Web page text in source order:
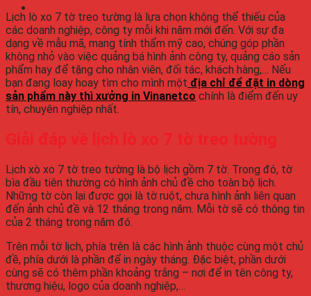
Lịch lò xo 7 tờ treo tường là lựa chọn không thể thiếu của
các doanh nghiệp, công ty mỗi khi năm mới đến. Với sự đa
dạng về mẫu mã, mang tính thẩm mỹ cao, chúng góp phần
không nhỏ vào việc quảng bá hình ảnh công ty, quảng cáo sản
phẩm hay để tặng cho nhân viên, đối tác, khách hàng,… Nếu
bạn đang loay hoay tìm cho mình một địa chỉ để đặt in dòng
sản phẩm này thì xưởng in Vinanetco chính là điểm đến uy
tín, chuyên nghiệp nhất.
Giải đáp về lịch lò xo 7 tờ treo tường
Lịch xò xo 7 tờ treo tường là bộ lịch gồm 7 tờ. Trong đó, tờ
bìa đầu tiên thường có hình ảnh chủ đề cho toàn bộ lịch.
Những tờ còn lại được gọi là tờ ruột, chưa hình ảnh liên quan
đến ảnh chủ đề và 12 tháng trong năm. Mỗi tờ sẽ có thông tin
của 2 tháng trong năm đó.
Trên mỗi tờ lịch, phía trên là các hình ảnh thuộc cùng một chủ
đề, phía dưới là phần để in ngày tháng. Đặc biệt, phần dưới
cùng sẽ có thêm phần khoảng trắng – nơi để in tên công ty,
thương hiệu, logo của doanh nghiệp,…